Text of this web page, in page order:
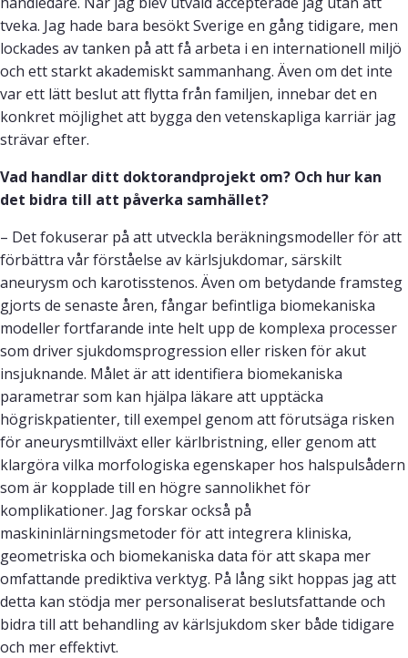
tveka. Jag hade bara besökt Sverige en gång tidigare, men
lockades av tanken på att få arbeta i en internationell miljö
och ett starkt akademiskt sammanhang. Även om det inte
var ett lätt beslut att flytta från familjen, innebar det en
konkret möjlighet att bygga den vetenskapliga karriär jag
strävar efter.
Vad handlar ditt doktorandprojekt om? Och hur kan
det bidra till att påverka samhället?
– Det fokuserar på att utveckla beräkningsmodeller för att
förbättra vår förståelse av kärlsjukdomar, särskilt
aneurysm och karotisstenos. Även om betydande framsteg
gjorts de senaste åren, fångar befintliga biomekaniska
modeller fortfarande inte helt upp de komplexa processer
som driver sjukdomsprogression eller risken för akut
insjuknande. Målet är att identifiera biomekaniska
parametrar som kan hjälpa läkare att upptäcka
högriskpatienter, till exempel genom att förutsäga risken
för aneurysmtillväxt eller kärlbristning, eller genom att
klargöra vilka morfologiska egenskaper hos halspulsådern
som är kopplade till en högre sannolikhet för
komplikationer. Jag forskar också på
maskininlärningsmetoder för att integrera kliniska,
geometriska och biomekaniska data för att skapa mer
omfattande prediktiva verktyg. På lång sikt hoppas jag att
detta kan stödja mer personaliserat beslutsfattande och
bidra till att behandling av kärlsjukdom sker både tidigare
och mer effektivt.